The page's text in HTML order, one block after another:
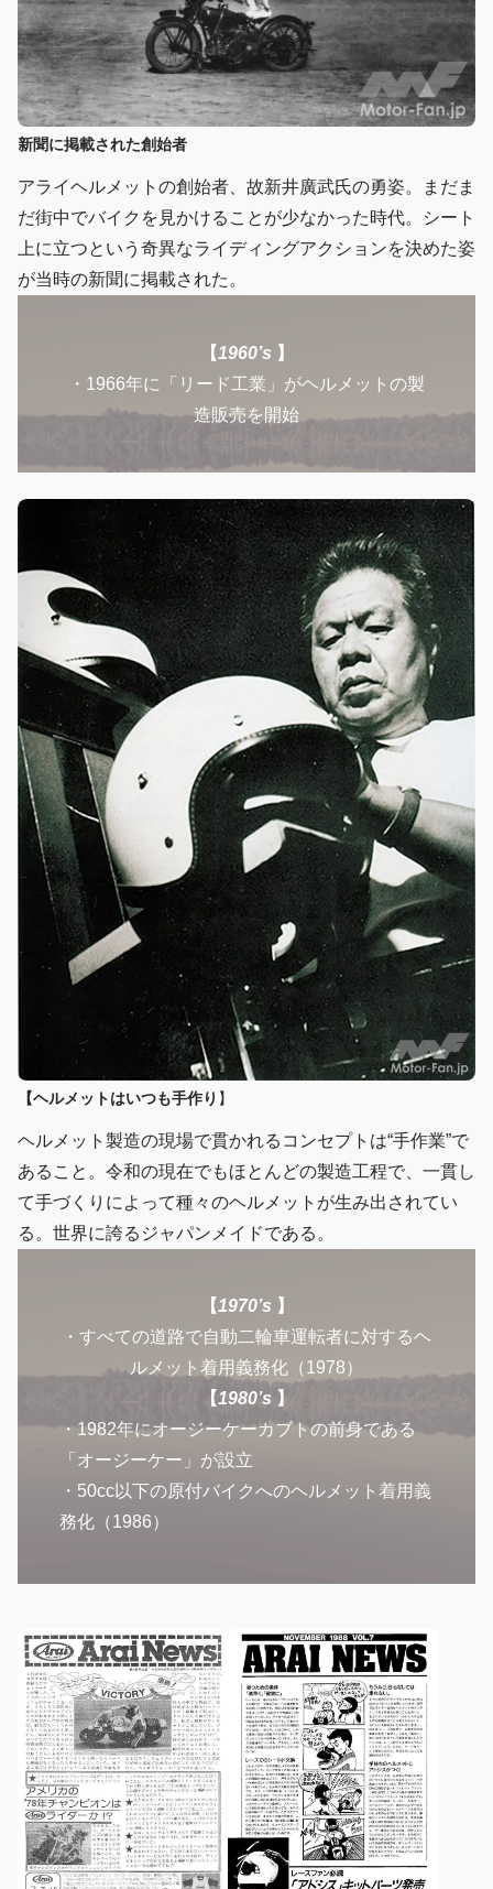
新聞に掲載された創始者
アライヘルメットの創始者、故新井廣武氏の勇姿。まだま
だ街中でバイクを見かけることが少なかった時代。シート
上に立つという奇異なライディングアクションを決めた姿
が当時の新聞に掲載された。
【1960’s 】
・1966年に「リード工業」がヘルメットの製
造販売を開始
【ヘルメットはいつも手作り 】
ヘルメット製造の現場で貫かれるコンセプトは“手作業”で
あること。令和の現在でもほとんどの製造工程で、一貫し
て手づくりによって種々のヘルメットが生み出されてい
る。世界に誇るジャパンメイドである。
【1970’s 】
・すべての道路で自動二輪車運転者に対するヘ
ルメット着用義務化（1978）
【1980’s 】
・1982年にオージーケーカブトの前身である
「オージーケー」が設立
・50cc以下の原付バイクへのヘルメット着用義
務化（1986）